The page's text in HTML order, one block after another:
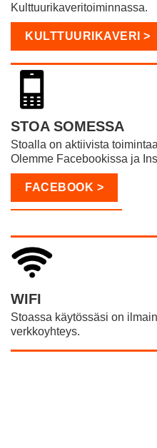
Kulttuurikaveritoiminnassa.
KULTTUURIKAVERI >
STOA SOMESSA
Stoalla on aktiivista
Olemme Facebookissa ja
FACEBOOK >
WIFI
Stoassa käytössäsi on
verkkoyhteys.